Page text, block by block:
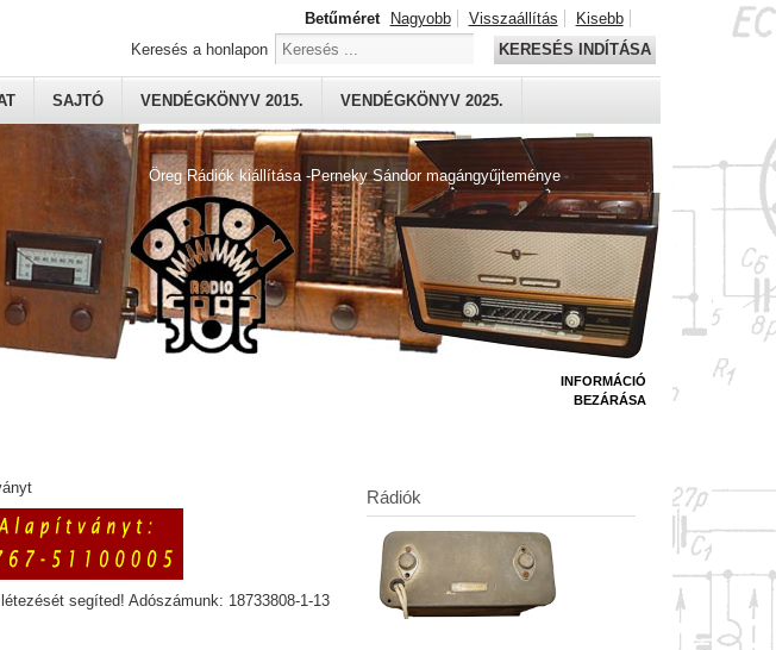
Öreg Rádiók kiállítása -Perneky Sándor magángyűjteménye
SAJTÓ VENDÉGKÖNYV 2015. VENDÉGKÖNYV 2025.
Betűméret Nagyobb Visszaállítás
Kisebb
Keresés a honlapon
KERESÉS INDÍTÁSA
segíted! Adószámunk: 18733808-1-13
INFORMÁCIÓ
BEZÁRÁSA
Rádiók